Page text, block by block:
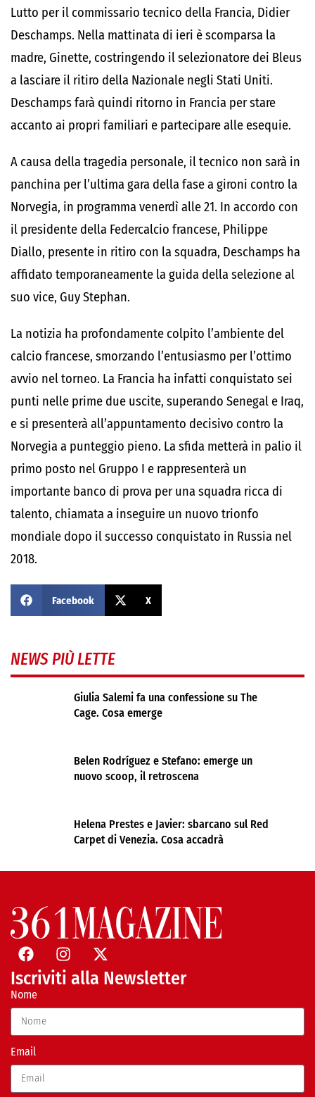
Lutto per il commissario tecnico della Francia, Didier
Deschamps. Nella mattinata di ieri è scomparsa la
madre, Ginette, costringendo il selezionatore dei Bleus
a lasciare il ritiro della Nazionale negli Stati Uniti.
Deschamps farà quindi ritorno in Francia per stare
accanto ai propri familiari e partecipare alle esequie.
A causa della tragedia personale, il tecnico non sarà in
panchina per l’ultima gara della fase a gironi contro la
Norvegia, in programma venerdì alle 21. In accordo con
il presidente della Federcalcio francese, Philippe
Diallo, presente in ritiro con la squadra, Deschamps ha
affidato temporaneamente la guida della selezione al
suo vice, Guy Stephan.
La notizia ha profondamente colpito l’ambiente del
calcio francese, smorzando l’entusiasmo per l’ottimo
avvio nel torneo. La Francia ha infatti conquistato sei
punti nelle prime due uscite, superando Senegal e Iraq,
e si presenterà all’appuntamento decisivo contro la
Norvegia a punteggio pieno. La sfida metterà in palio il
primo posto nel Gruppo I e rappresenterà un
importante banco di prova per una squadra ricca di
talento, chiamata a inseguire un nuovo trionfo
mondiale dopo il successo conquistato in Russia nel
2018.
Facebook X
NEWS PIÙ LETTE
Giulia Salemi fa una confessione su The
Cage. Cosa emerge
Belen Rodríguez e Stefano: emerge un
nuovo scoop, il retroscena
Helena Prestes e Javier: sbarcano sul Red
Carpet di Venezia. Cosa accadrà
Iscriviti alla Newsletter
Nome
Email